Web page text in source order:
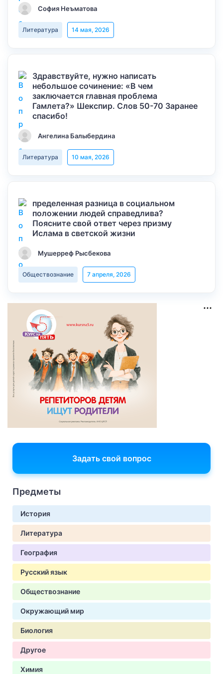
София Неъматова
Литература 14 мая, 2026
Здравствуйте, нужно написать
небольшое сочинение: «В чем
заключается главная проблема
Гамлета?» Шекспир. Слов 50-70 Заранее
спасибо!
Ангелина Балыбердина
Литература 10 мая, 2026
пределенная разница в социальном
положении людей справедлива?
Поясните свой ответ через призму
Ислама в светской жизни
Мушерреф Рысбекова
Обществознание 7 апреля, 2026
Задать свой вопрос
Предметы
История
Литература
География
Русский язык
Обществознание
Окружающий мир
Биология
Другое
Химия